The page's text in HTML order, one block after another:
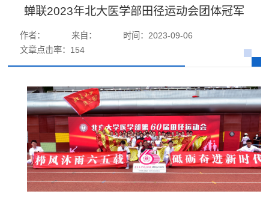
蝉联2023年北大医学部田径运动会团体冠军
作者： 来自：
时间：2023-09-06
文章点击率： 154